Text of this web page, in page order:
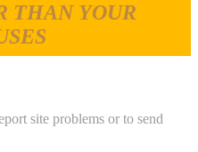
THAN YOUR
site problems or to send